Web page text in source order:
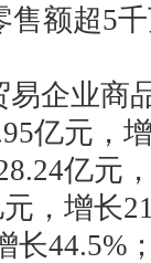
售额超5
企业商
亿元，
亿元
，增长
长44.5%